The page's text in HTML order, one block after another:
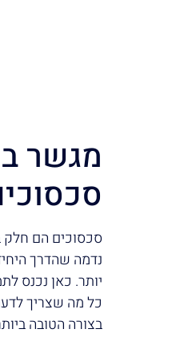
מגשר
סכסוכים הם חלק
נדמה שהדרך
יותר. כאן נכנס
כל מה שצריך
בצורה הטובה